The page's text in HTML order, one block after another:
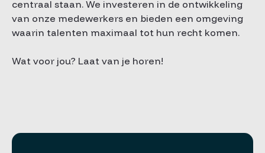
centraal staan. We investeren in de ontwikkeling
van onze medewerkers en bieden een omgeving
waarin talenten maximaal tot hun recht komen.
Wat voor jou? Laat van je horen!